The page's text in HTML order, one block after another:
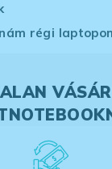
régi